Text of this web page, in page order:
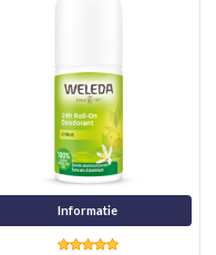
Informatie